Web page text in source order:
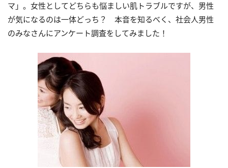
マ」。女性としてどちらも悩ましい肌トラブルですが、男性
が気になるのは一体どっち？ 本音を知るべく、社会人男性
のみなさんにアンケート調査をしてみました！